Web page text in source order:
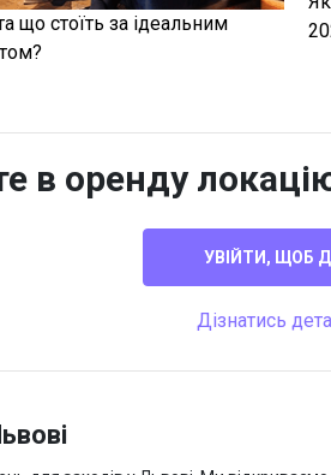
що стоїть за ідеальним
в оренду
УВІЙТИ, ЩОБ
Дізнатись